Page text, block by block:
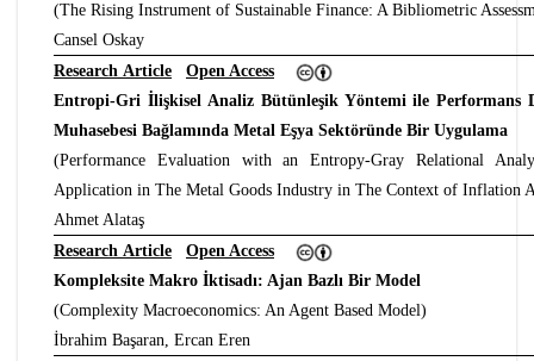
(The Rising Instrument of Sustainable Finance: A Bibliometric
Cansel Oskay
Research Article
Open Access
Entropi-Gri İlişkisel Analiz Bütünleşik Yöntemi ile Performans
Muhasebesi Bağlamında Metal Eşya Sektöründe Bir Uygulama
(Performance Evaluation with an Entropy-Gray Relational
Application in The Metal Goods Industry in The Context of Inflation
Ahmet Alataş
Research Article
Open Access
Kompleksite Makro İktisadı: Ajan Bazlı Bir Model
(Complexity Macroeconomics: An Agent Based Model)
İbrahim Başaran, Ercan Eren